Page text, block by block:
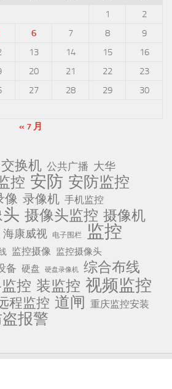
1
2
6 7 8
9
13 14 15
16
20 21 22
23
27 28 29
30
« 7 月
交换机 公共广播 大华
控 安防 安防监控
像 录像机 手机监控
摄像头监控 摄像机
海康威视 电子围栏 监控
监控摄像 监控摄像头
备 硬盘 硬盘录像机 综合布线
控 装监控 视频监控
程监控 道闸 重庆监控安装
盗报警